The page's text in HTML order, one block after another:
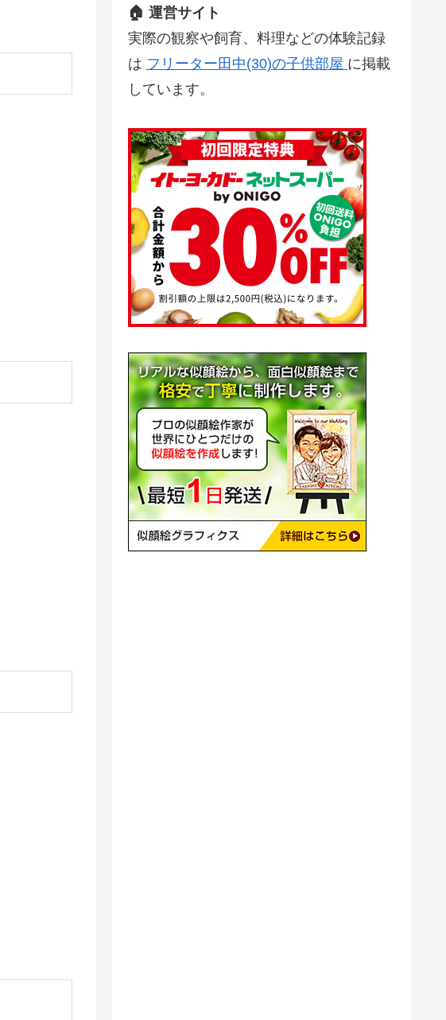
🏠 運営サイト
実際の観察や飼育、料理などの体験記録
は フリーター田中(30)の子供部屋 に掲載
しています。